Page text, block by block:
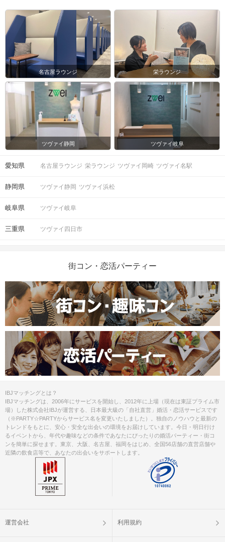
名古屋ラウンジ 栄ラウンジ
ツヴァイ静岡 ツヴァイ岐阜
愛知県 名古屋ラウンジ 栄ラウンジ ツヴァイ岡崎 ツヴァイ名駅
静岡県 ツヴァイ静岡 ツヴァイ浜松
岐阜県 ツヴァイ岐阜
三重県 ツヴァイ四日市
街コン・恋活パーティー
IBJマッチングとは？
IBJマッチングは、2006年にサービスを開始し、2012年に上場（現在は東証プライム市
場）した株式会社IBJが運営する、日本最大級の「自社直営」婚活・恋活サービスです
（※PARTY☆PARTYからサービス名を変更いたしました）。独自のノウハウと最新の
トレンドをもとに、安心・安全な出会いの環境をお届けしています。今日・明日行け
るイベントから、年代や趣味などの条件であなたにぴったりの婚活パーティー・街コ
ンを簡単に探せます。東京、大阪、名古屋、福岡をはじめ、全国56店舗の直営店舗や
近隣の飲食店等で、あなたの出会いをサポートします。
運営会社 利用規約